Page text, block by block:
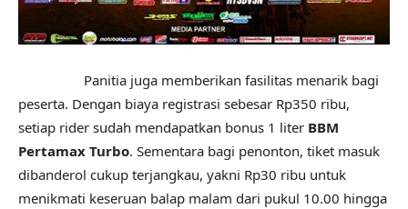
Panitia juga memberikan fasilitas menarik bagi
peserta. Dengan biaya registrasi sebesar Rp350 ribu,
setiap rider sudah mendapatkan bonus 1 liter BBM
Pertamax Turbo. Sementara bagi penonton, tiket masuk
dibanderol cukup terjangkau, yakni Rp30 ribu untuk
menikmati keseruan balap malam dari pukul 10.00 hingga